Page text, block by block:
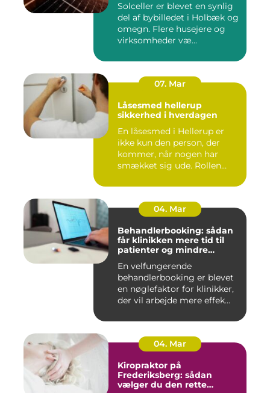
Solceller er blevet en synlig
del af bybilledet i Holbæk og
omegn. Flere husejere og
virksomheder væ...
07. Mar
Låsesmed hellerup
sikkerhed i hverdagen
En låsesmed i Hellerup er
ikke kun den person, der
kommer, når nogen har
smækket sig ude. Rollen
04. Mar
Behandlerbooking: sådan
får klinikken mere tid til
patienter og mindre
En velfungerende
behandlerbooking er blevet
en nøglefaktor for klinikker,
der vil arbejde mere effek...
04. Mar
Kiropraktor på
Frederiksberg: sådan
vælger du den rette